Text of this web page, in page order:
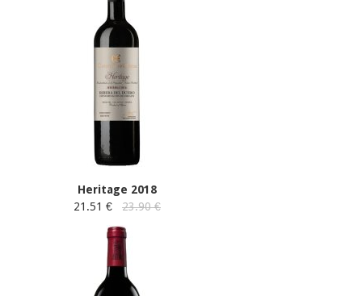
Heritage 2018
21.51 €
23.90 €